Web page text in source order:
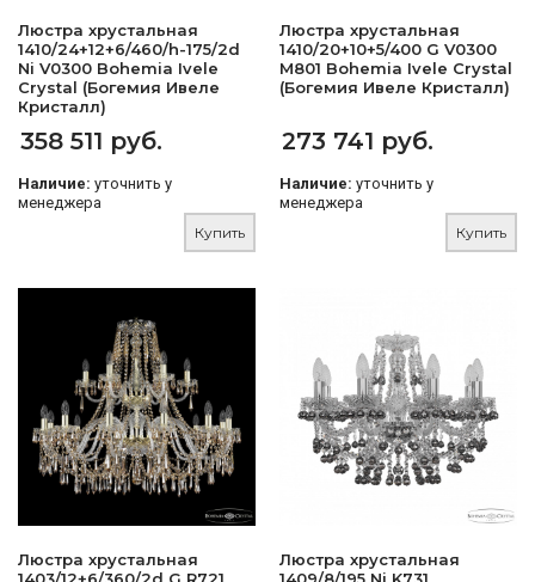
Люстра хрустальная
1410/24+12+6/460/h-175/2d
Ni V0300 Bohemia Ivele
Crystal (Богемия Ивеле
Кристалл)
358 511 руб.
Наличие: уточнить у
менеджера
Купить
Люстра хрустальная
1410/20+10+5/400 G V0300
M801 Bohemia Ivele Crystal
(Богемия Ивеле Кристалл)
273 741 руб.
Наличие: уточнить у
менеджера
Купить
Люстра хрустальная
Люстра хрустальная